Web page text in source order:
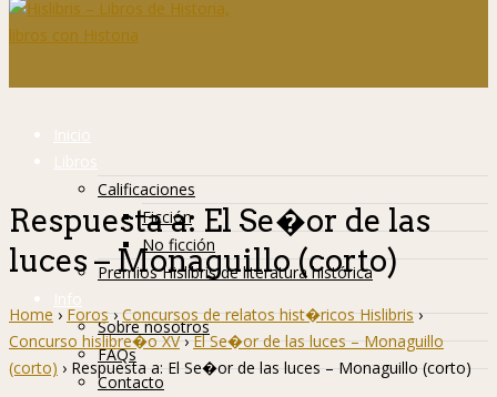
Inicio
Libros
Calificaciones
Ficción
No ficción
Premios Hislibris de literatura histórica
Info
Sobre nosotros
FAQs
Contacto
Respuesta a: El Se�or de las
luces – Monaguillo (corto)
Home › Foros › Concursos de relatos hist�ricos Hislibris ›
Concurso hislibre�o XV › El Se�or de las luces – Monaguillo
(corto) › Respuesta a: El Se�or de las luces – Monaguillo (corto)